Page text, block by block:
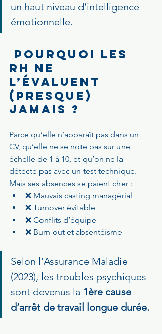
un haut niveau d’intelligence
émotionnelle.
RH ne
l’évaluent
(presque)
jamais ?
Parce qu’elle n’apparaît pas dans un
CV, qu’elle ne se note pas sur une
échelle de 1 à 10, et qu’on ne la
détecte pas avec un test technique.
Mais ses absences se paient cher :
❌ Mauvais casting managérial
❌ Turnover évitable
❌ Conflits d’équipe
❌ Burn-out et absentéisme
Selon l’Assurance Maladie
(2023), les troubles psychiques
sont devenus la 1ère cause
d’arrêt de travail longue durée.